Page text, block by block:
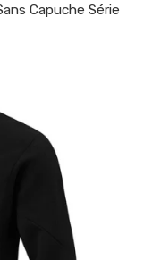
Capuche Série